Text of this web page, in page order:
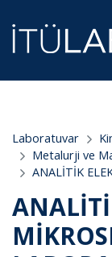
Laboratuvar
Metalurji ve
ANALİTİK